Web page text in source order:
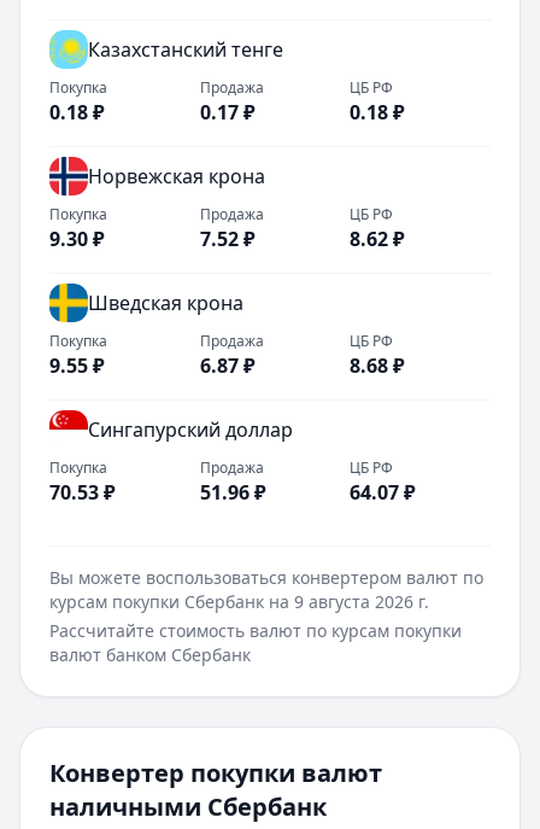
Казахстанский тенге
Покупка
0.18₽
Продажа
0.17₽
ЦБ РФ
0.18₽
Норвежская крона
Покупка
9.30₽
Продажа
7.52₽
ЦБ РФ
8.62₽
Шведская крона
Покупка
9.55₽
Продажа
6.87₽
ЦБ РФ
8.68₽
Сингапурский доллар
Покупка
70.53₽
Продажа
51.96₽
ЦБ РФ
64.07₽
Вы можете воспользоваться конвертером валют по
курсам покупки Сбербанк на 9 августа 2026 г.
Рассчитайте стоимость валют по курсам покупки
валют банком Сбербанк
Конвертер покупки валют
наличными Сбербанк